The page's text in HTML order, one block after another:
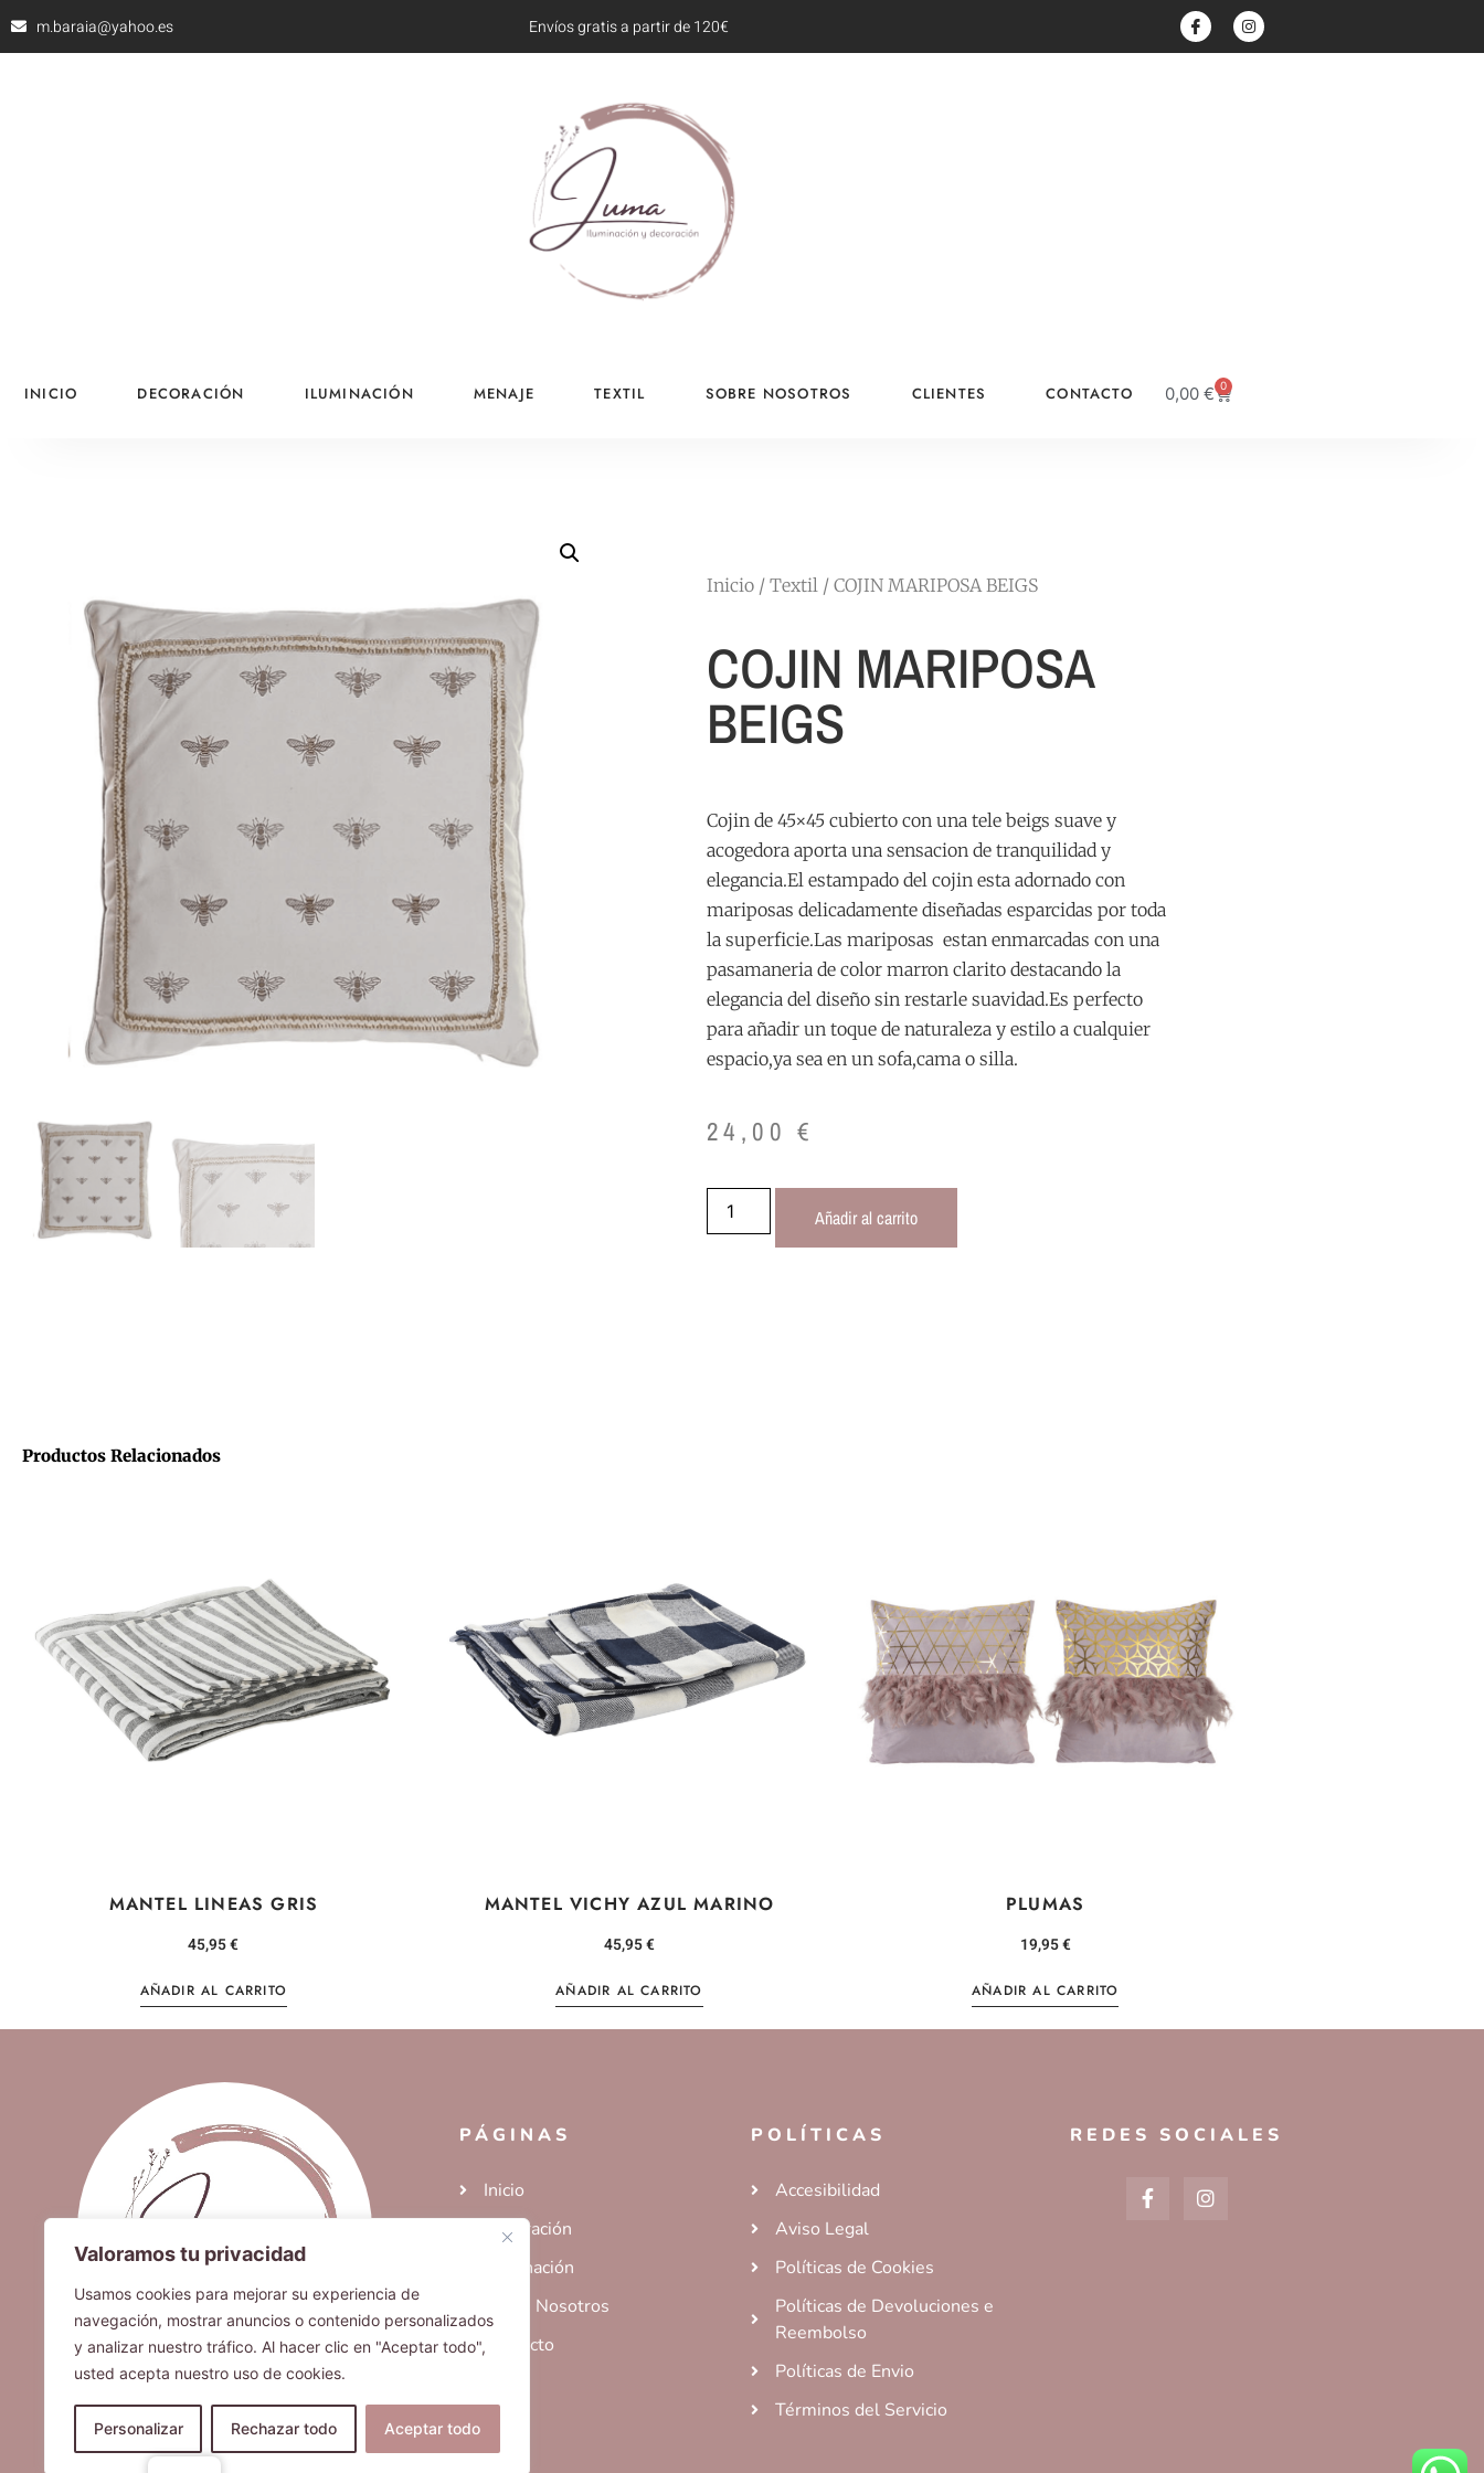
Valoramos tu privacidad
Usamos cookies para mejorar su experiencia de
navegación, mostrar anuncios o contenido personalizados
y analizar nuestro tráfico. Al hacer clic en "Aceptar todo",
usted acepta nuestro uso de cookies.
Personalizar Rechazar todo Aceptar todo
m.baraia@yahoo.es Envíos gratis a partir de 120€
INICIO DECORACIÓN ILUMINACIÓN MENAJE TEXTIL SOBRE NOSOTROS CLIENTES CONTACTO 0,00 € 0
Inicio / Textil / COJIN MARIPOSA BEIGS
COJIN MARIPOSA
BEIGS
Cojin de 45×45 cubierto con una tele beigs suave y
acogedora aporta una sensacion de tranquilidad y
elegancia.El estampado del cojin esta adornado con
mariposas delicadamente diseñadas esparcidas por toda
la superficie.Las mariposas estan enmarcadas con una
pasamaneria de color marron clarito destacando la
elegancia del diseño sin restarle suavidad.Es perfecto
para añadir un toque de naturaleza y estilo a cualquier
espacio,ya sea en un sofa,cama o silla.
24,00€
Añadir al carrito
Productos Relacionados
MANTEL LINEAS GRIS
45,95€
AÑADIR AL CARRITO
MANTEL VICHY AZUL MARINO
45,95€
AÑADIR AL CARRITO
PLUMAS
19,95€
AÑADIR AL CARRITO
PÁGINAS
Inicio
Decoración
Iluminación
Sobre Nosotros
Contacto
POLÍTICAS
Accesibilidad
Aviso Legal
Políticas de Cookies
Políticas de Devoluciones e
Reembolso
Políticas de Envio
Términos del Servicio
REDES SOCIALES